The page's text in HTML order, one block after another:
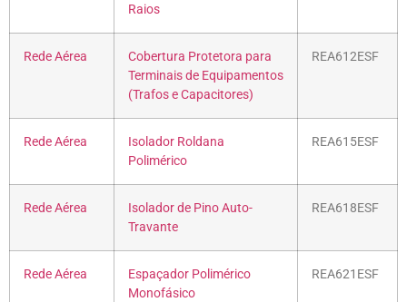
Raios
Rede Aérea
Cobertura Protetora para
Terminais de Equipamentos
(Trafos e Capacitores)
REA612ESF
Rede Aérea
Isolador Roldana
Polimérico
REA615ESF
Rede Aérea
Isolador de Pino Auto-
Travante
REA618ESF
Rede Aérea
Espaçador Polimérico
Monofásico
REA621ESF